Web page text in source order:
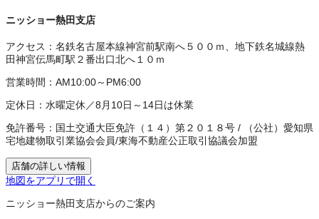
ニッショー熱田支店
アクセス： 名鉄名古屋本線神宮前駅南へ５００ｍ、地下鉄名城線熱
田神宮伝馬町駅２番出口北へ１０ｍ
営業時間： AM10:00～PM6:00
定休日： 水曜定休／8月10日～14日は休業
免許番号： 国土交通大臣免許（１４）第２０１８号 /
（公社）愛知県
宅地建物取引業協会会員/東海不動産公正取引協議会加盟
店舗の詳しい情報
地図をアプリで開く
ニッショー熱田支店からのご案内